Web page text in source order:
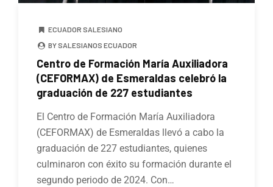
ECUADOR SALESIANO
BY SALESIANOS ECUADOR
Centro de Formación María Auxiliadora
(CEFORMAX) de Esmeraldas celebró la
graduación de 227 estudiantes
El Centro de Formación María Auxiliadora
(CEFORMAX) de Esmeraldas llevó a cabo la
graduación de 227 estudiantes, quienes
culminaron con éxito su formación durante el
segundo periodo de 2024. Con…